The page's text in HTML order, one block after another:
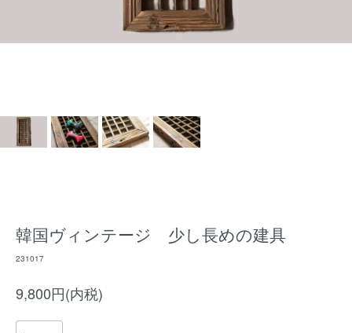
韓国ヴィンテージ 少し長めの建具
231017
9,800円(内税)